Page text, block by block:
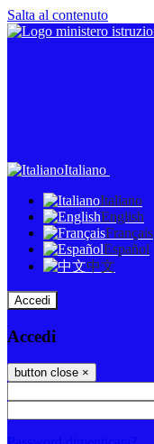
Salta al contenuto
Italiano
Italiano
English
Français
Español
中文
Accedi
Accedi
button close ×